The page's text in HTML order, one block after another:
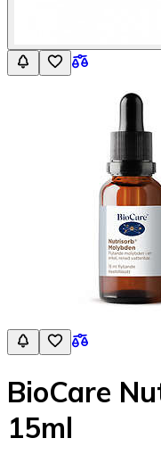
BioCare
15ml